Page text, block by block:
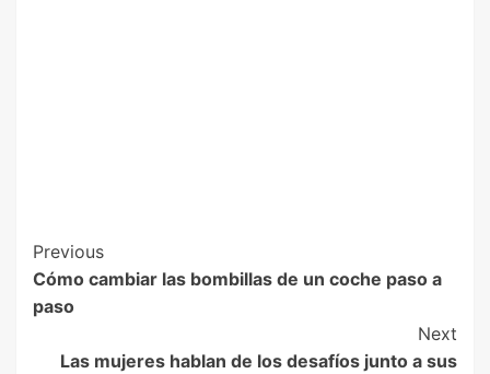
Previous
Cómo cambiar las bombillas de un coche paso a
paso
Next
Las mujeres hablan de los desafíos junto a sus